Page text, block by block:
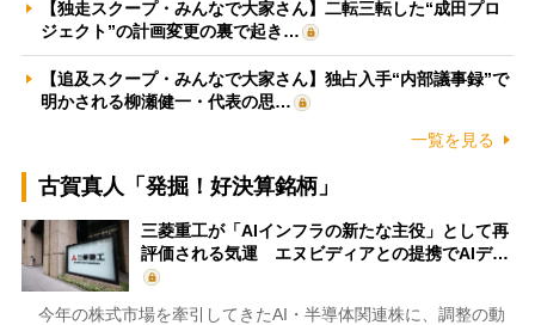
【独走スクープ・みんなで大家さん】二転三転した“成田プロ
ジェクト”の計画変更の裏で起き…
【追及スクープ・みんなで大家さん】独占入手“内部議事録”で
明かされる柳瀬健一・代表の思…
一覧を見る
古賀真人「発掘！好決算銘柄」
三菱重工が「AIインフラの新たな主役」として再
評価される気運 エヌビディアとの提携でAIデ…
今年の株式市場を牽引してきたAI・半導体関連株に、調整の動